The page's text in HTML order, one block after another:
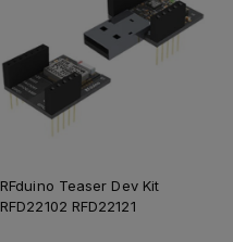
RFduino Teaser Dev Kit
RFD22102 RFD22121